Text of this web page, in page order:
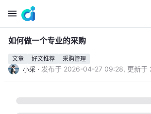
如何做一个专业的采购
文章 好文推荐 采购管理
小采 · 发布于 2026-04-27 09:28, 更新于